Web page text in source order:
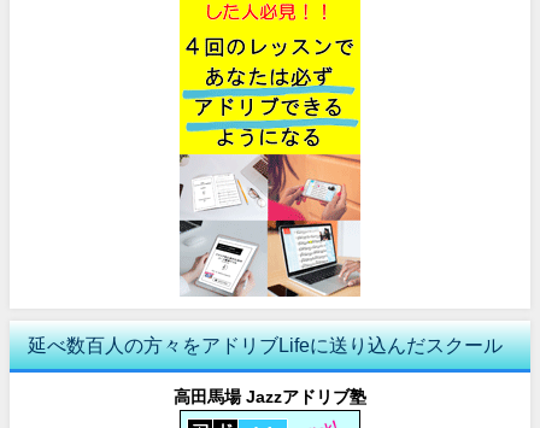
延べ数百人の方々をアドリブLifeに送り込んだスクール
高田馬場 Jazzアドリブ塾